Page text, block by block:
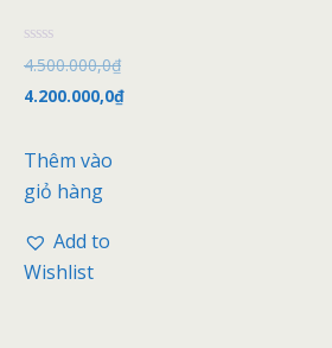
Đ
ư
ợ
c
p
h
n
5
a
4.500.000,0₫
4.200.000,0₫
Thêm vào
giỏ hàng
Add to
Wishlist